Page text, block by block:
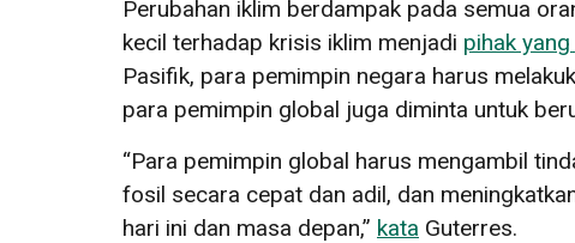
Perubahan iklim berdampak pada semua
kecil terhadap krisis iklim menjadi pihak
Pasifik, para pemimpin negara harus
para pemimpin global juga diminta untuk
“Para pemimpin global harus mengambil
fosil secara cepat dan adil, dan
hari ini dan masa depan,” kata Guterres.